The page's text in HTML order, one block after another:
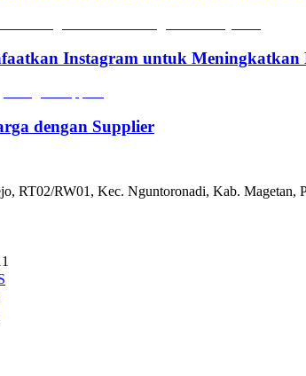
Instagram untuk Meningkatkan
dengan Supplier
RT02/RW01, Kec. Nguntoronadi, Kab. Magetan,